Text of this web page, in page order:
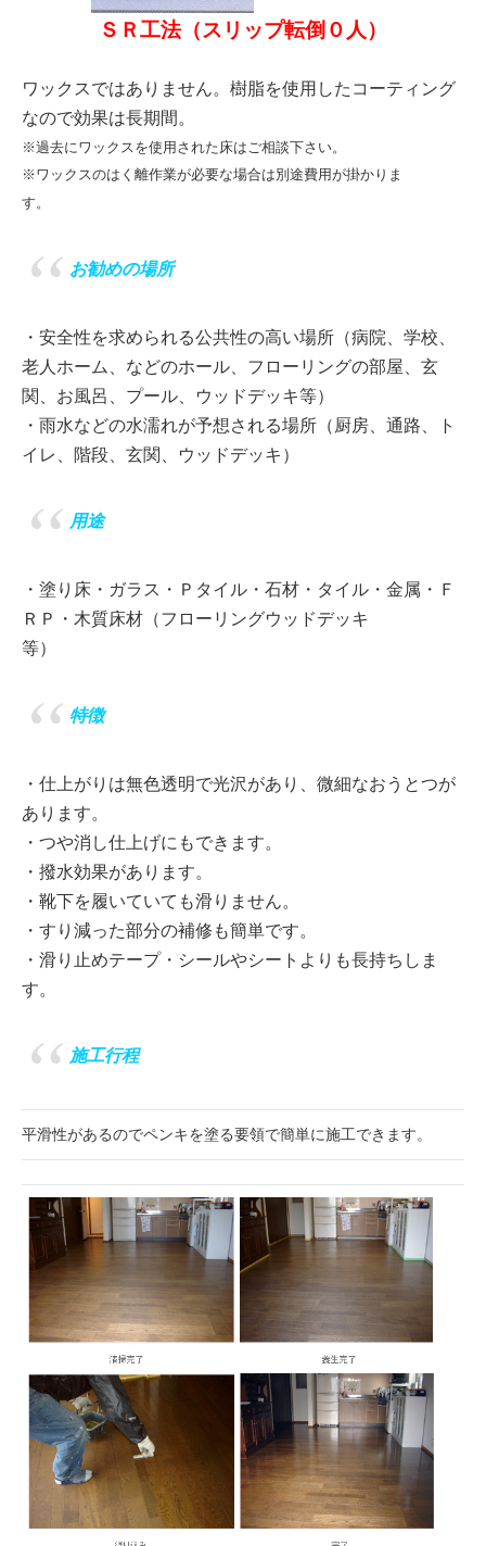
ＳＲ工法（スリップ転倒０人）
ワックスではありません。樹脂を使用したコーティング
なので効果は長期間。
※過去にワックスを使用された床はご相談下さい。
※ワックスのはく離作業が必要な場合は別途費用が掛かりま
す。
お勧めの場所
・安全性を求められる公共性の高い場所（病院、学校、
老人ホーム、などのホール、フローリングの部屋、玄
関、お風呂、プール、ウッドデッキ等）
・雨水などの水濡れが予想される場所（厨房、通路、ト
イレ、階段、玄関、ウッ ドデッキ）
用途
・塗り床・ガラス・Ｐタイル・石材・タイル・金属・Ｆ
ＲＰ・木質床材（フローリングウッドデッキ
等）
特徴
・仕上がりは無色透明で光沢があり、微細なおうとつが
あります。
・つや消し仕上げにもできます。
・撥水効果があります。
・靴下を履いていても滑りません。
・すり減った部分の補修も簡単です。
・滑り止めテープ・シールやシートよりも長持ちしま
す。
施工行程
平滑性があるのでペンキを塗る要領で簡単に施工できます。